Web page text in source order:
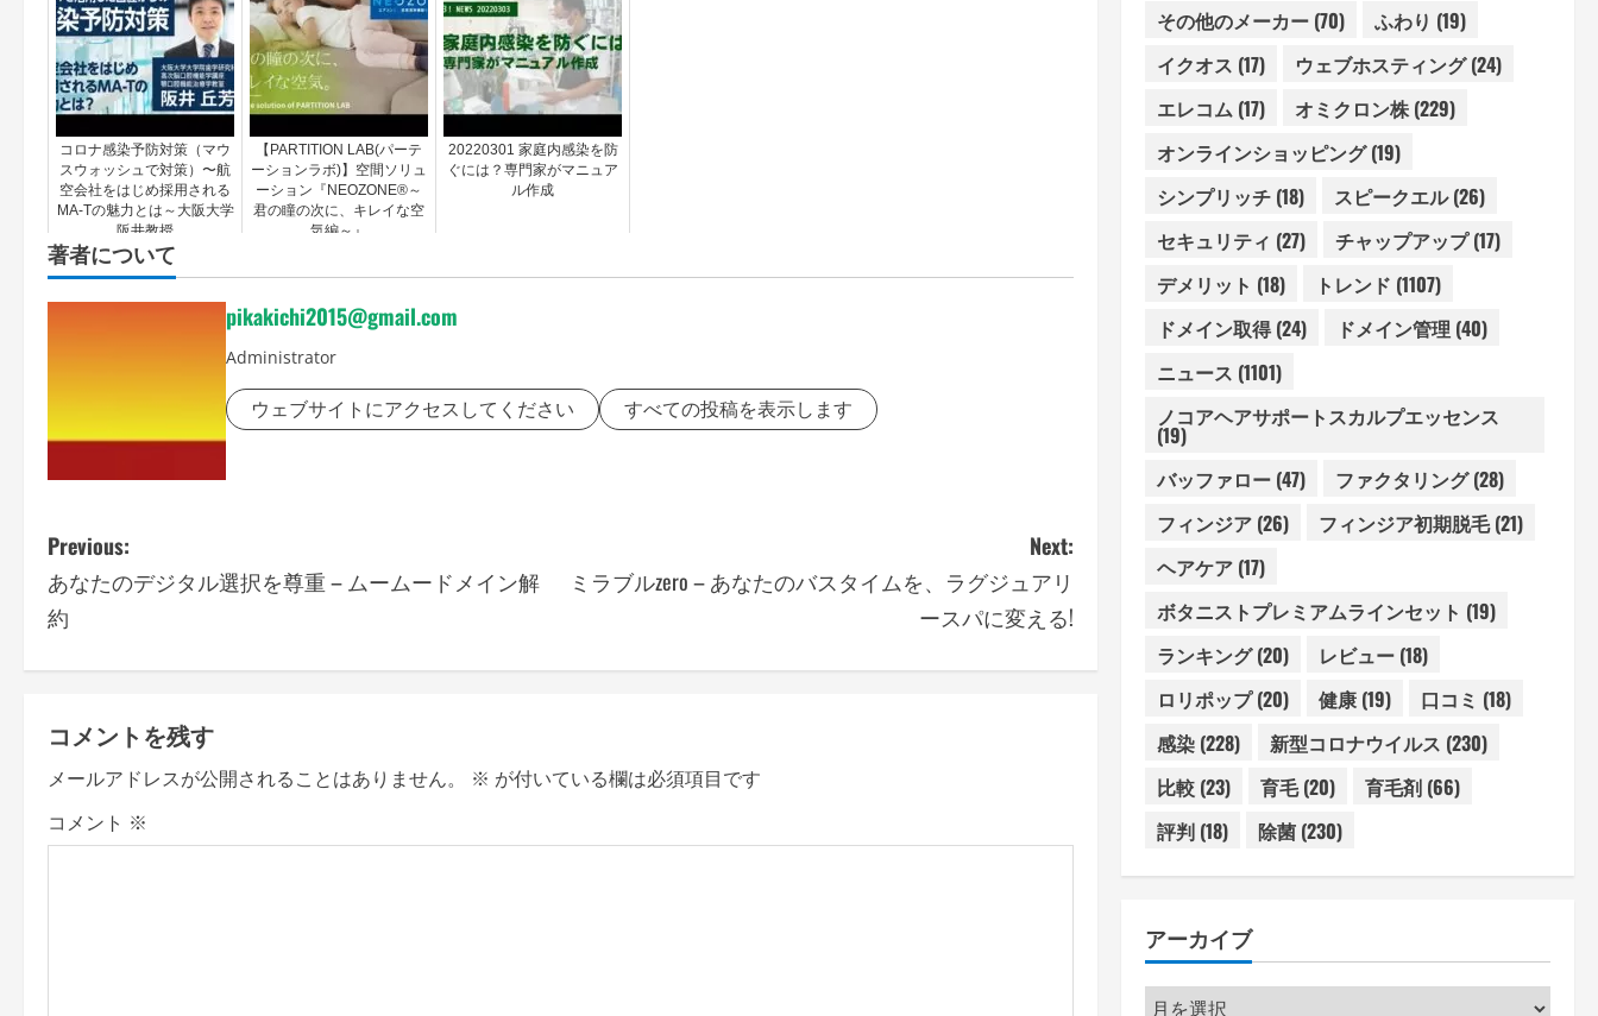
コロナ感染予防対策（マウ
スウォッシュで対策）〜航
空会社をはじめ採用される
MA-Tの魅力とは～大阪大学
阪井教授
【PARTITION LAB(パーテ
ーションラボ)】空間ソリュ
ーション『NEOZONE®～
君の瞳の次に、キレイな空
気編～』
20220301 家庭内感染を防
ぐには？専門家がマニュア
ル作成
著者について
pikakichi2015@gmail.com
Administrator
ウェブサイトにアクセスしてください すべての投稿を表示します
P
o
n
a
v
Previous:
あなたのデジタル選択を尊重 – ムームードメイン解
約
Next:
ミラブルzero – あなたのバスタイムを、ラグジュアリ
ースパに変える!
コメントを残す
メールアドレスが公開されることはありません。 ※ が付いている欄は必須項目です
コメント ※
その他のメーカー(70) ふわり (19)
イクオス (17) ウェブホスティング(24)
エレコム(17) オミクロン株(229)
オンラインショッピング(19)
シンプリッチ(18) スピークエル(26)
セキュリティ (27) チャップアップ(17)
デメリット (18) トレンド (1107)
ドメイン取得(24) ドメイン管理 (40)
ニュース (1101)
ノコアヘアサポートスカルプエッセンス
(19)
バッファロー(47) ファクタリング(28)
フィンジア(26) フィンジア初期脱毛(21)
ヘアケア(17)
ボタニストプレミアムラインセット (19)
ランキング(20) レビュー(18)
ロリポップ(20) 健康(19) 口コミ (18)
感染(228) 新型コロナウイルス (230)
比較(23) 育毛(20) 育毛剤(66)
評判(18) 除菌(230)
アーカイブ
ア